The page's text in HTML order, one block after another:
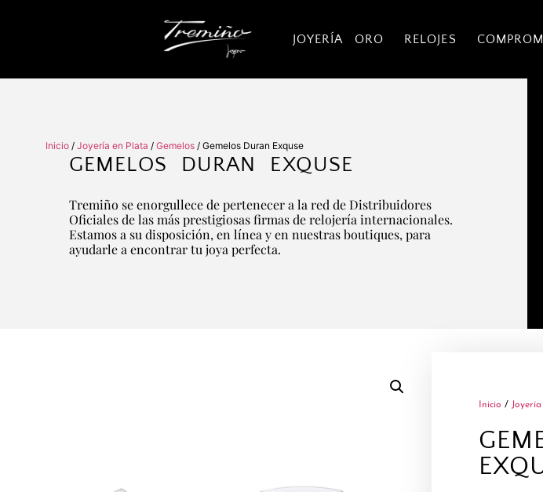
JOYERÍA ORO RELOJES
Inicio / Joyería en Plata / Gemelos / Gemelos Duran Exquse
GEMELOS DURAN EXQUSE
Tremiño se enorgullece de pertenecer a la red de Distribuidores
Oficiales de las más prestigiosas firmas de relojería internacionales.
Estamos a su disposición, en línea y en nuestras boutiques, para
ayudarle a encontrar tu joya perfecta.
Inicio /